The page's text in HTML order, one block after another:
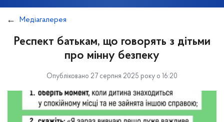
Медіагалерея
Респект батькам, що говорять з дітьми
про мінну безпеку
Опубліковано 27 серпня 2025 року о 16:20